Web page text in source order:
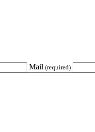
Mail (required)